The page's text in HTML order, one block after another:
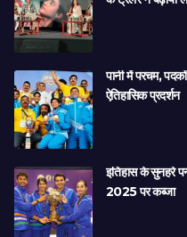
पानी में परचम,
ऐतिहासिक प्रदर्शन
इतिहास के सुनहरे
2025 पर कब्जा